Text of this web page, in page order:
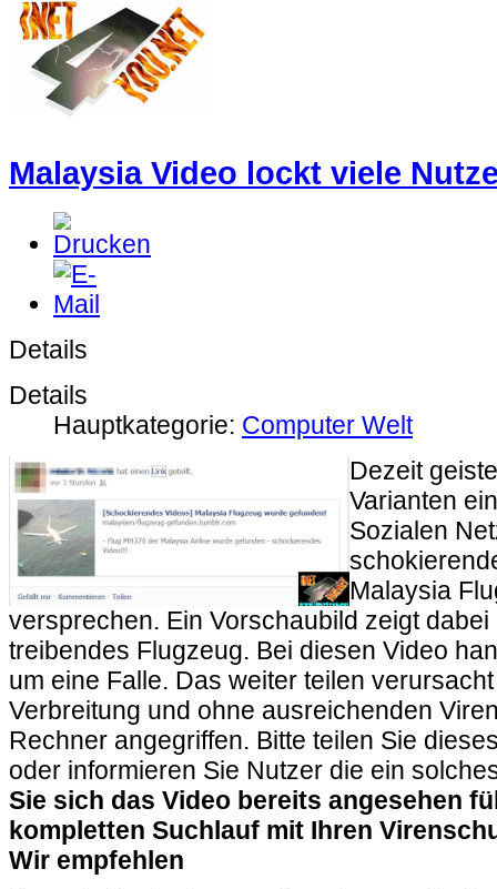
Malaysia Video lockt viele
Details
Details
Hauptkategorie: Computer Welt
Dezeit
Varianten
Sozialen
Malaysia
versprechen. Ein Vorschaubild zeigt
treibendes Flugzeug. Bei diesen Video
um eine Falle. Das weiter teilen
Verbreitung und ohne ausreichenden
Rechner angegriffen. Bitte teilen Sie
oder informieren Sie Nutzer die ein
Sie sich das Video bereits angesehen
kompletten Suchlauf mit Ihren
Wir empfehlen